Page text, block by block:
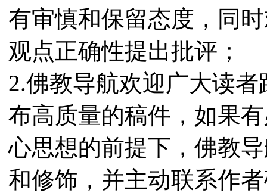
有审慎和保留态度，同
观点正确性提出批评；
2.佛教导航欢迎广大读
布高质量的稿件，如果
心思想的前提下，佛教
和修饰，并主动联系作